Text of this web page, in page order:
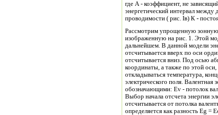
где А - коэффициент, не
энергетический интервал
проводимости ( рис. Iв) К -
Рассмотрим упрощенную зонную
изображенную на рис. 1. Этой
дальнейшем. В данной модели
отсчитывается вверх по оси
отсчитывается вниз. Под осью
координаты, а также по этой
откладываться температура,
электрического поля.
обозначающими: Ev - потолок
Выбор начала отсчета энергии
отсчитывается от потолка
определяется как разность Eg =